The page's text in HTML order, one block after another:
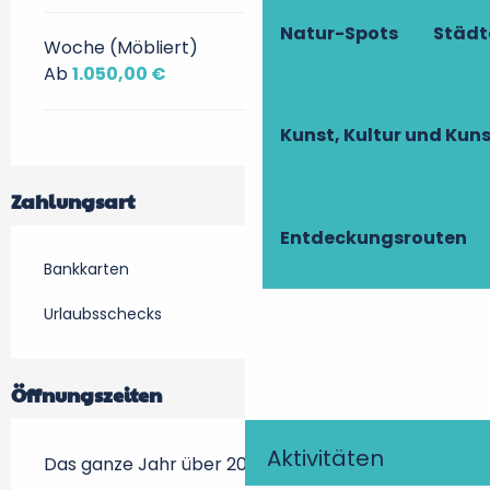
Natur-Spots
Kunst, Kultur und
Entdeckungsrouten
Aktivitäten
Woche (Möbliert)
Ab1.050,00 €
Zahlungsart
Bankkarten
Urlaubsschecks
Öffnungszeiten
Das ganze Jahr über 2026